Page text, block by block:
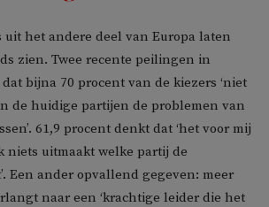
uit het andere deel van Europa laten
zien. Twee recente peilingen in
bijna 70 procent van de kiezers ‘niet
de huidige partijen de problemen van
61,9 procent denkt dat ‘het voor mij
niets uitmaakt welke partij de
Een ander opvallend gegeven: meer
naar een ‘krachtige leider die het